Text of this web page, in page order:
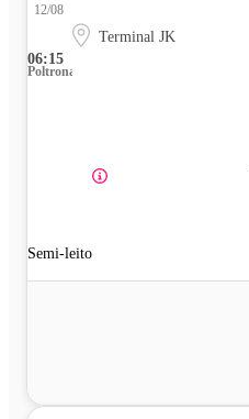
06:15
12/08
Terminal JK
Poltrona
Semi-leito